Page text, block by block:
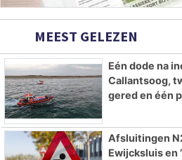
MEEST GELEZEN
Eén dode na
Callantsoog,
gered en één
Afsluitingen
Ewijcksluis en